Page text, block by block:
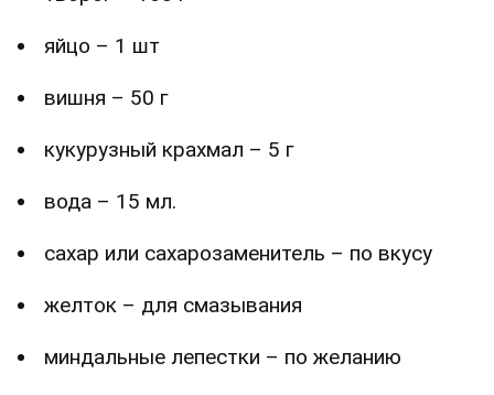
яйцо – 1 шт
вишня – 50 г
кукурузный крахмал – 5 г
вода – 15 мл.
сахар или сахарозаменитель – по вкусу
желток – для смазывания
миндальные лепестки – по желанию